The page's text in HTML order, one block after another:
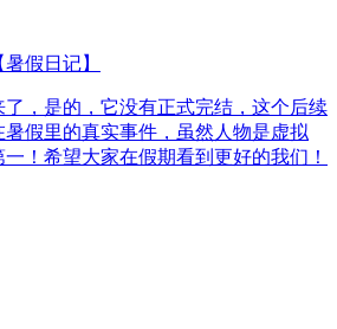
假日记】
，是的，它没有正式完结，这个后续
假里的真实事件，虽然人物是虚拟
！希望大家在假期看到更好的我们！